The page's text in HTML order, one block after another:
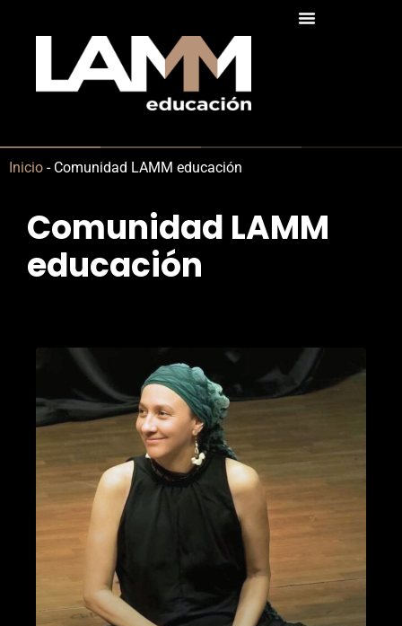
Inicio - Comunidad LAMM educación
Comunidad LAMM
educación